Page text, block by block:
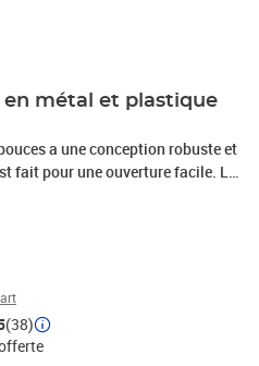
métal et plastique
a une conception robuste et
fait pour une ouverture facile. La
Le plateau amovible
pour les bricoleurs ou les
pour le stockage des
poignée ergonomique bi-
et de convenance.
Plateau amovible Loquet
22 cm Taille: 26 " Poids net: 3,5
(38)